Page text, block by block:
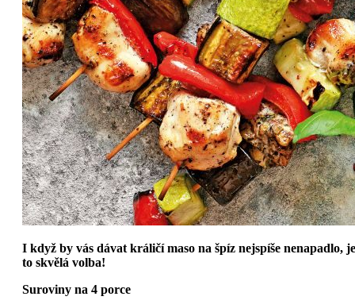
I když by vás dávat králičí maso na špíz nejspíše nenapadlo, je
to skvělá volba!
Suroviny na 4 porce